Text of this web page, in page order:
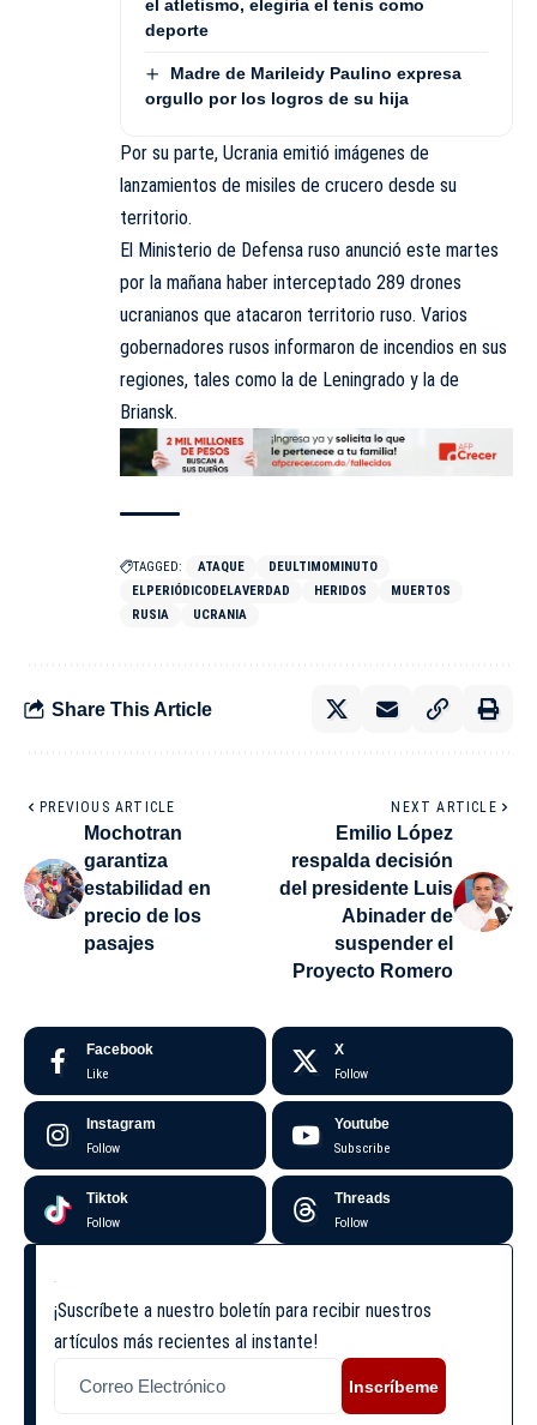
el atletismo, elegiría el tenis como
deporte
Madre de Marileidy Paulino expresa
orgullo por los logros de su hija
Por su parte, Ucrania emitió imágenes de
lanzamientos de misiles de crucero desde su
territorio.
El Ministerio de Defensa ruso anunció este martes
por la mañana haber interceptado 289 drones
ucranianos que atacaron territorio ruso. Varios
gobernadores rusos informaron de incendios en sus
regiones, tales como la de Leningrado y la de
Briansk.
TAGGED: ATAQUE
DEULTIMOMINUTO
ELPERIÓDICODELAVERDAD
HERIDOS
MUERTOS
RUSIA
UCRANIA
Share This Article
PREVIOUS ARTICLE
Mochotran
garantiza
estabilidad en
precio de los
pasajes
NEXT ARTICLE
Emilio López
respalda decisión
del presidente Luis
Abinader de
suspender el
Proyecto Romero
Facebook
Like
X
Follow
Instagram
Follow
Youtube
Subscribe
Tiktok
Follow
Threads
Follow
¡Suscríbete a nuestro boletín para recibir nuestros
artículos más recientes al instante!
Inscríbeme